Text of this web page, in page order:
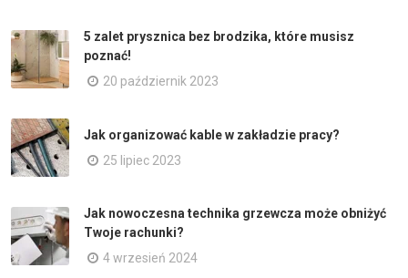
5 zalet prysznica bez brodzika, które musisz
poznać!
20 październik 2023
Jak organizować kable w zakładzie pracy?
25 lipiec 2023
Jak nowoczesna technika grzewcza może obniżyć
Twoje rachunki?
4 wrzesień 2024